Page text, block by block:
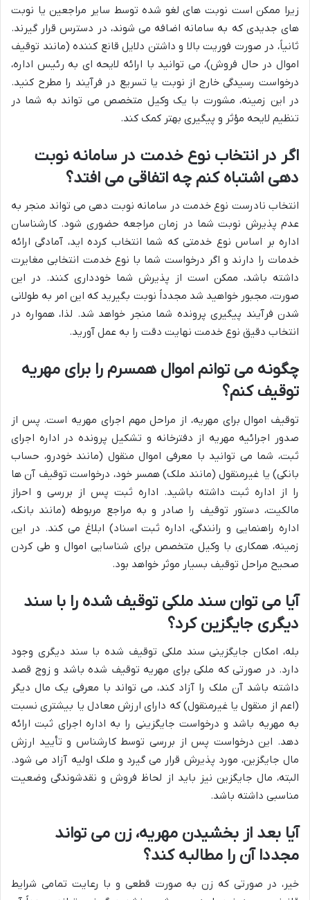
زیرا ممکن است نوبت های لغو شده توسط سایر مراجعین یا نوبت
های جدیدی که به سامانه اضافه می شوند، در دسترس قرار گیرند.
ثانیاً، در صورت فوریت بالا و داشتن دلایل قانع کننده (مانند توقیف
اموال در حال فروش)، می توانید با ارائه لایحه ای به رئیس اداره،
درخواست رسیدگی خارج از نوبت یا تسریع در فرآیند را مطرح کنید.
در این زمینه، مشورت با یک وکیل متخصص می تواند به شما در
تنظیم لایحه مؤثر و پیگیری بهتر کمک کند.
اگر در انتخاب نوع خدمت در سامانه نوبت
دهی اشتباه کنم چه اتفاقی می افتد؟
انتخاب نادرست نوع خدمت در سامانه نوبت دهی می تواند منجر به
عدم پذیرش نوبت شما در زمان مراجعه حضوری شود. کارشناسان
اداره بر اساس نوع خدمتی که شما انتخاب کرده اید، آمادگی ارائه
خدمات را دارند و اگر درخواست شما با نوع خدمت انتخابی مغایرت
داشته باشد، ممکن است از پذیرش شما خودداری کنند. در این
صورت، مجبور خواهید شد مجدداً نوبت بگیرید که این امر به طولانی
شدن فرآیند پیگیری پرونده شما منجر خواهد شد. لذا، همواره در
انتخاب دقیق نوع خدمت نهایت دقت را به عمل آورید.
چگونه می توانم اموال همسرم را برای مهریه
توقیف کنم؟
توقیف اموال برای مهریه، از مراحل مهم اجرای مهریه است. پس از
صدور اجرائیه مهریه از دفترخانه و تشکیل پرونده در اداره اجرای
ثبت، شما می توانید با معرفی اموال منقول (مانند خودرو، حساب
بانکی) یا غیرمنقول (مانند ملک) همسر خود، درخواست توقیف آن ها
را از اداره ثبت داشته باشید. اداره ثبت پس از بررسی و احراز
مالکیت، دستور توقیف را صادر و به مراجع مربوطه (مانند بانک،
اداره راهنمایی و رانندگی، اداره ثبت اسناد) ابلاغ می کند. در این
زمینه، همکاری با وکیل متخصص برای شناسایی اموال و طی کردن
صحیح مراحل توقیف بسیار موثر خواهد بود.
آیا می توان سند ملکی توقیف شده را با سند
دیگری جایگزین کرد؟
بله، امکان جایگزینی سند ملکی توقیف شده با سند دیگری وجود
دارد. در صورتی که ملکی برای مهریه توقیف شده باشد و زوج قصد
داشته باشد آن ملک را آزاد کند، می تواند با معرفی یک مال دیگر
(اعم از منقول یا غیرمنقول) که دارای ارزش معادل یا بیشتری نسبت
به مهریه باشد و درخواست جایگزینی را به اداره اجرای ثبت ارائه
دهد. این درخواست پس از بررسی توسط کارشناس و تأیید ارزش
مال جایگزین، مورد پذیرش قرار می گیرد و ملک اولیه آزاد می شود.
البته، مال جایگزین نیز باید از لحاظ فروش و نقدشوندگی وضعیت
مناسبی داشته باشد.
آیا بعد از بخشیدن مهریه، زن می تواند
مجددا آن را مطالبه کند؟
خیر، در صورتی که زن به صورت قطعی و با رعایت تمامی شرایط